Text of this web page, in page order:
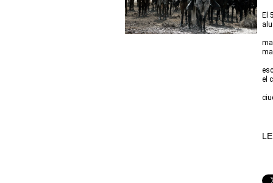
El
el